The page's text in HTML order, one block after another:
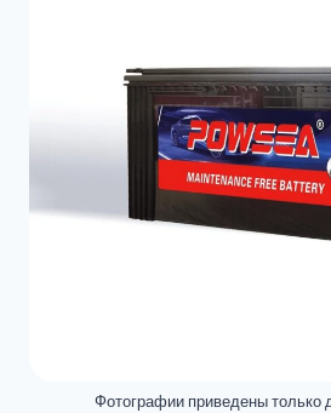
Фотографии приведены только